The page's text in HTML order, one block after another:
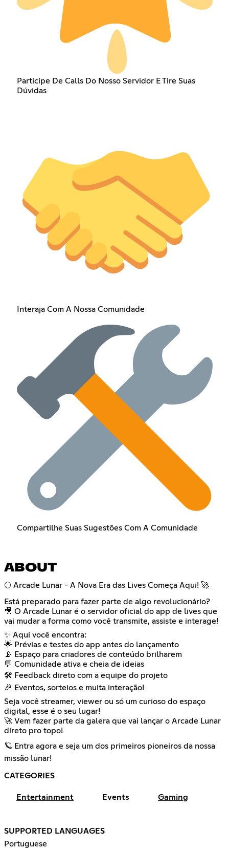
Participe De Calls Do Nosso Servidor E Tire Suas
Dúvidas
Interaja Com A Nossa Comunidade
Compartilhe Suas Sugestões Com A Comunidade
ABOUT
🌕 Arcade Lunar - A Nova Era das Lives Começa Aqui! 🚀
Está preparado para fazer parte de algo revolucionário?
🎥 O Arcade Lunar é o servidor oficial do app de lives que
vai mudar a forma como você transmite, assiste e interage!
✨ Aqui você encontra:
🌟 Prévias e testes do app antes do lançamento
📡 Espaço para criadores de conteúdo brilharem
💬 Comunidade ativa e cheia de ideias
🛠 Feedback direto com a equipe do projeto
🎉 Eventos, sorteios e muita interação!
Seja você streamer, viewer ou só um curioso do espaço
digital, esse é o seu lugar!
🚀 Vem fazer parte da galera que vai lançar o Arcade Lunar
direto pro topo!
🪐 Entra agora e seja um dos primeiros pioneiros da nossa
missão lunar!
CATEGORIES
Entertainment Events Gaming
SUPPORTED LANGUAGES
Portuguese